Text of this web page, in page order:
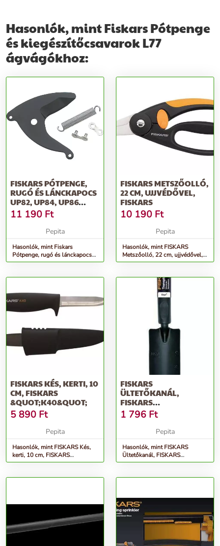
Hasonlók, mint Fiskars Pótpenge
és kiegészítőcsavarok L77
ágvágókhoz:
FISKARS PÓTPENGE,
RUGÓ ÉS LÁNCKAPOCS
UP82, UP84, UP86
ÁGVÁGÓKHOZ
11 190 Ft
Pepita
Hasonlók, mint Fiskars
Pótpenge, rugó és lánckapocs
UP82, UP84, UP86 ágvágókhoz
FISKARS METSZŐOLLÓ,
22 CM, UJJVÉDŐVEL,
FISKARS
10 190 Ft
Pepita
Hasonlók, mint FISKARS
Metszőolló, 22 cm, ujjvédővel,
FISKARS
FISKARS KÉS, KERTI, 10
CM, FISKARS
&QUOT;K40&QUOT;
5 890 Ft
Pepita
Hasonlók, mint FISKARS Kés,
kerti, 10 cm, FISKARS
&quot;K40&quot;
FISKARS
ÜLTETŐKANÁL,
FISKARS
&QUOT;ERGO&QUOT;
1 796 Ft
Pepita
Hasonlók, mint FISKARS
Ültetőkanál, FISKARS
&quot;Ergo&quot;